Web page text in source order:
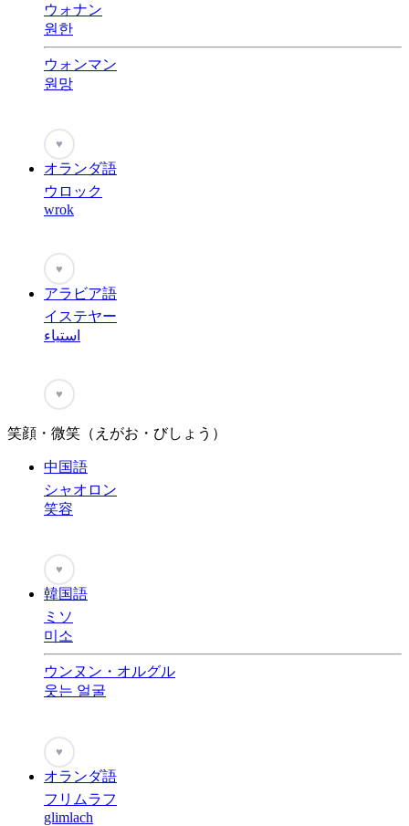
ウォナン
원한
ウォンマン
원망
♥
オランダ語
ウロック
wrok
♥
アラビア語
イステヤー
استياء
♥
笑顔・微笑（えがお・びしょう）
中国語
シャオロン
笑容
♥
韓国語
ミソ
미소
ウンヌン・オルグル
웃는 얼굴
♥
オランダ語
フリムラフ
glimlach